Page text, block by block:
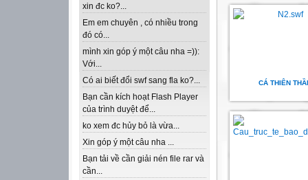
xin đc ko?...
Em em chuyên , có nhiều trong
đó có...
mình xin góp ý một câu nha =)):
Với...
Có ai biết đổi swf sang fla ko?...
Bạn cần kích hoạt Flash Player
của trình duyệt để...
ko xem đc hủy bỏ là vừa...
Xin góp ý một câu nha ...
Bạn tải về cần giải nén file rar và
cần...
CÁ THIÊN